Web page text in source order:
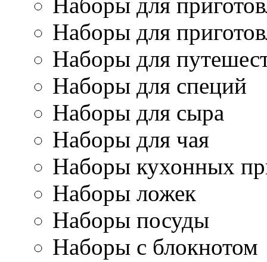
Наборы для
Наборы для
Наборы для специй
Наборы для сыра
Наборы для чая
Наборы кухонных
Наборы ложек
Наборы посуды
Наборы с блокнотом